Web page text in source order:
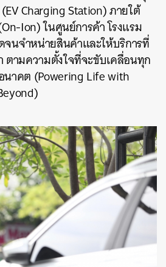
Charging Station) ภายใต้
Ion) ในศูนย์การค้า โรงแรม
นจำหน่ายสินค้าและให้บริการที่
ตามความตั้งใจที่จะขับเคลื่อนทุก
าคต (Powering Life with